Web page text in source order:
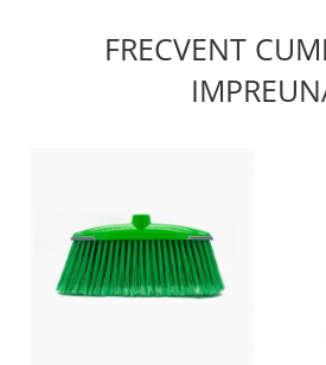
FRECVENT